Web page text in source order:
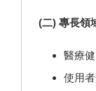
(二) 專長領
醫療
使用